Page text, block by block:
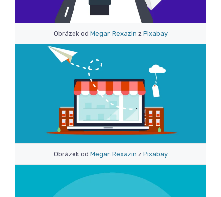
Obrázek od Megan Rexazin z Pixabay
Obrázek od Megan Rexazin z Pixabay